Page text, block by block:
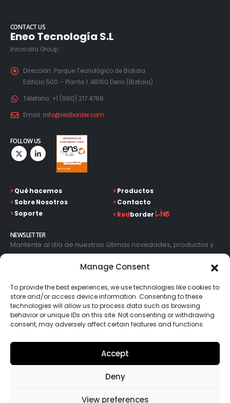
Manage Consent
To provide the best experiences, we use technologies like cookies to
store and/or access device information. Consenting to these
technologies will allow us to process data such as browsing
behavior or unique IDs on this site. Not consenting or withdrawing
consent, may adversely affect certain features and functions.
Accept
Deny
View preferences
CONTACT US
Eneo Tecnología S.L
Innovalia Group
Dirección: Parque Tecnológico de Bizkaia
Edificio 500 – Planta 1. 48160 Derio (Bizkaia)
Télefono: +1 (980) 217 4766
Email: info@redborder.com
FOLLOW US
>Qué hacemos
>Sobre Nosotros
>Soporte
>Productos
>Contacto
>Redborder Live
NEWSLETTER
Mantente al día de nuestras últimas novedades, productos y
avances tecnológicos. Introduce tu correo electrónico y
suscríbete a nuestra newsletter.
Go!